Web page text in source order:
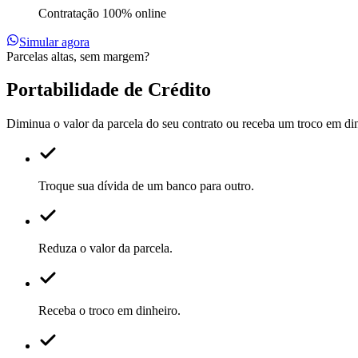
Contratação 100% online
Simular agora
Parcelas altas, sem margem?
Portabilidade de Crédito
Diminua o valor da parcela do seu contrato ou receba um troco em
Troque sua dívida de um banco para outro.
Reduza o valor da parcela.
Receba o troco em dinheiro.